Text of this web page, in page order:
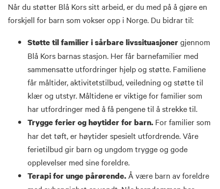
Når du støtter Blå Kors sitt arbeid, er du med på å gjøre en
forskjell for barn som vokser opp i Norge. Du bidrar til:
Støtte til familier i sårbare livssituasjonergjennom
Blå Kors barnas stasjon. Her får barnefamilier med
sammensatte utfordringer hjelp og støtte. Familiene
får måltider, aktivitetstilbud, veiledning og støtte til
klær og utstyr. Måltidene er viktige for familier som
har utfordringer med å få pengene til å strekke til.
Trygge ferier og høytider for barn. For familier som
har det tøft, er høytider spesielt utfordrende. Våre
ferietilbud gir barn og ungdom trygge og gode
opplevelser med sine foreldre.
Terapi for unge pårørende. Å være barn av foreldre